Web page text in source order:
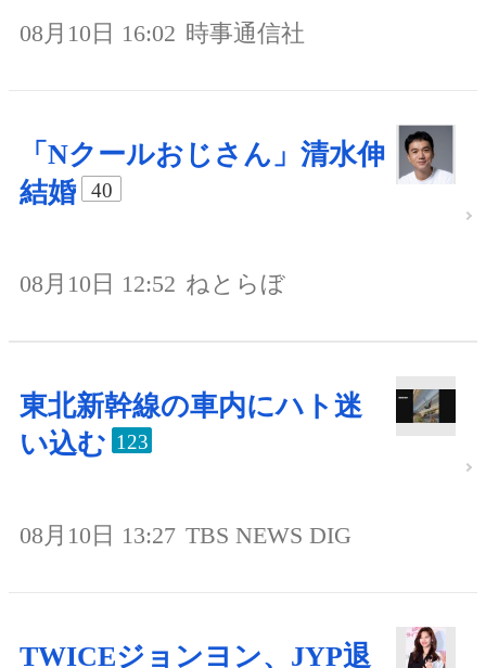
08月10日 16:02 時事通信社
「Nクールおじさん」清水伸
結婚
40
08月10日 12:52 ねとらぼ
東北新幹線の車内にハト迷
い込む 123
08月10日 13:27 TBS NEWS DIG
TWICEジョンヨン、JYP退